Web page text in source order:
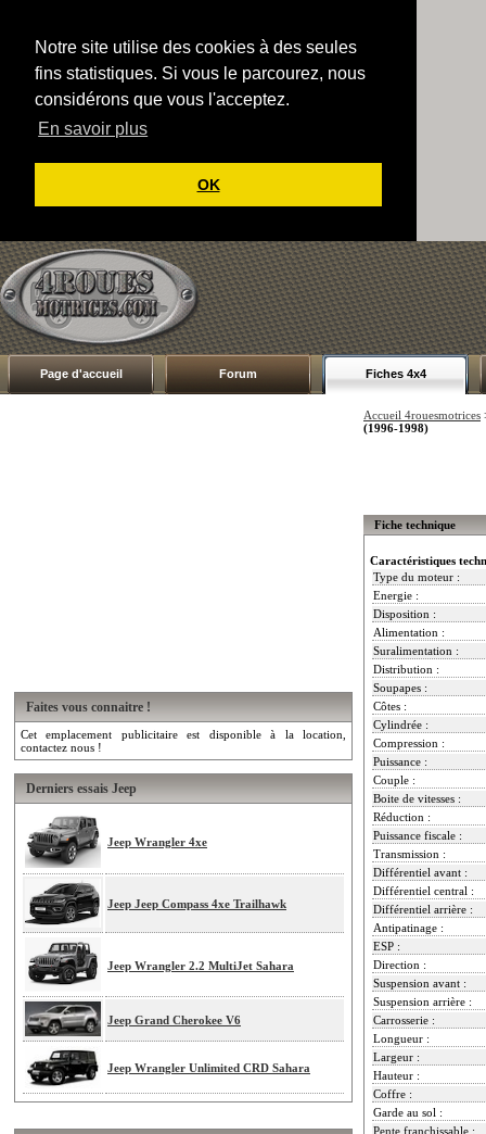
Notre site utilise des cookies à des seules
fins statistiques. Si vous le parcourez, nous
considérons que vous l'acceptez.
En savoir plus
OK
Page d'accueil Forum Fiches 4x4
Faites vous connaitre !
Cet emplacement publicitaire est disponible à la location,
contactez nous !
Derniers essais Jeep
Jeep Wrangler 4xe
Jeep Jeep Compass 4xe Trailhawk
Jeep Wrangler 2.2 MultiJet Sahara
Jeep Grand Cherokee V6
Jeep Wrangler Unlimited CRD Sahara
Accueil 4rouesmotrices
(1996-1998)
Fiche technique
Caractéristiques
Type du moteur :
Energie :
Disposition :
Alimentation :
Suralimentation :
Distribution :
Soupapes :
Côtes :
Cylindrée :
Compression :
Puissance :
Couple :
Boite de vitesses :
Réduction :
Puissance fiscale :
Transmission :
Différentiel avant :
Différentiel central :
Différentiel arrière :
Antipatinage :
ESP :
Direction :
Suspension avant :
Suspension arrière :
Carrosserie :
Longueur :
Largeur :
Hauteur :
Coffre :
Garde au sol :
Pente franchissable :